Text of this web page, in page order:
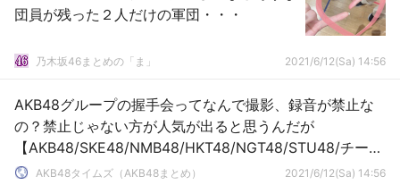
団員が残った２人だけの軍団・・・
乃木坂46まとめの「ま」 2021/6/12(Sa) 14:56
AKB48グループの握手会ってなんで撮影、録音が禁止な
の？禁止じゃない方が人気が出ると思うんだが
【AKB48/SKE48/NMB48/HKT48/NGT48/STU48/チーム
8】AKB48タイムズ（AKB48まとめ） 2021/6/12(Sa) 14:56